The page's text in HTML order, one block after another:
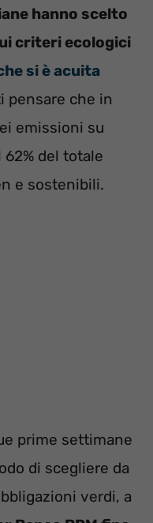
hanno scelto
criteri ecologici
si è acuita
pensare che in
emissioni su
del totale
e sostenibili.
prime settimane
di scegliere da
verdi, a